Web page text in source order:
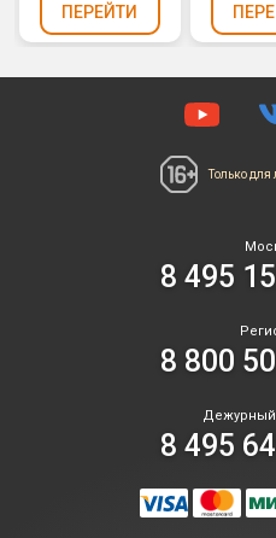
ПЕРЕЙТИ
Только для
8 495
8 800
8 495